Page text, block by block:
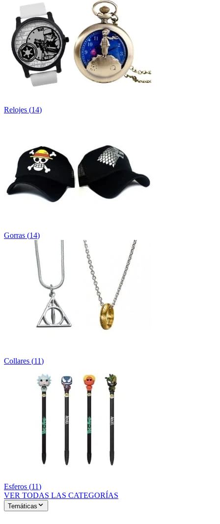
Relojes (14)
Gorras (14)
Collares (11)
Esferos (11)
VER TODAS LAS CATEGORÍAS
Temáticas